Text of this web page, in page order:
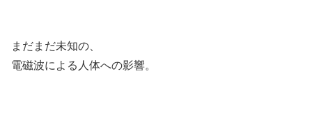
まだまだ未知の、
電磁波による人体への影響。